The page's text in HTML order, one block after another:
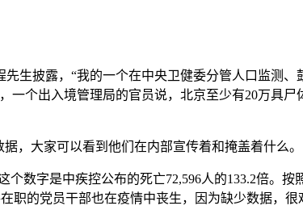
生披露，“我的一个在中央卫健委分管人口监测
个出入境管理局的官员说，北京至少有20万具
，大家可以看到他们在内部宣传着和掩盖着什么。
数字是中疾控公布的死亡72,596人的133.2倍。
职的党员干部也在疫情中丧生，因为缺少数据，很